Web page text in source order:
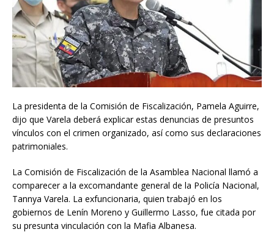
La presidenta de la Comisión de Fiscalización, Pamela Aguirre,
dijo que Varela deberá explicar estas denuncias de presuntos
vínculos con el crimen organizado, así como sus declaraciones
patrimoniales.
La Comisión de Fiscalización de la Asamblea Nacional llamó a
comparecer a la excomandante general de la Policía Nacional,
Tannya Varela. La exfuncionaria, quien trabajó en los
gobiernos de Lenín Moreno y Guillermo Lasso, fue citada por
su presunta vinculación con la Mafia Albanesa.